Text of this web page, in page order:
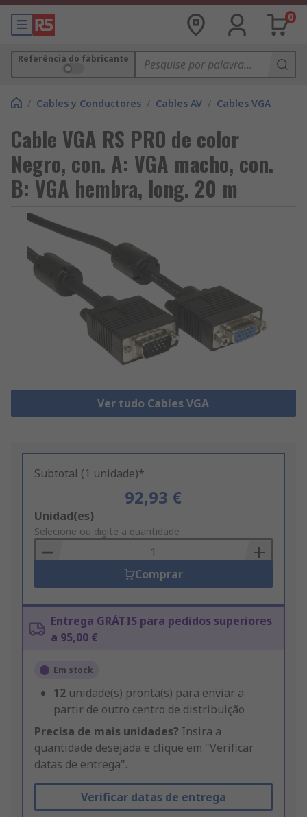
0
Referência do fabricante
/ Cables y Conductores / Cables AV / Cables VGA
Cable VGA RS PRO de color
Negro, con. A: VGA macho, con.
B: VGA hembra, long. 20 m
Ver tudo Cables VGA
Subtotal (1 unidade)*
92,93 €
Add
to
Basket
Unidad(es)
Selecione ou digite a quantidade
Comprar
Entrega GRÁTIS para pedidos superiores
a 95,00 €
Em stock
12 unidade(s) pronta(s) para enviar a
partir de outro centro de distribuição
Precisa de mais unidades? Insira a
quantidade desejada e clique em "Verificar
datas de entrega".
Verificar datas de entrega